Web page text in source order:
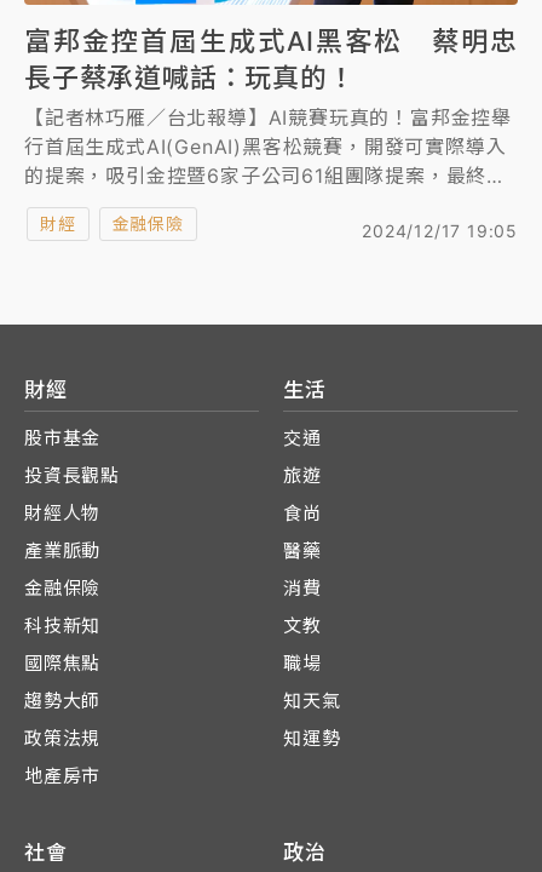
富邦金控首屆生成式AI黑客松 蔡明忠
長子蔡承道喊話：玩真的！
【記者林巧雁／台北報導】AI競賽玩真的！富邦金控舉
行首屆生成式AI(GenAI)黑客松競賽，開發可實際導入
的提案，吸引金控暨6家子公司61組團隊提案，最終由
來自富邦金控的「Gen單AI」團隊抱走第1名8萬元獎
金。富邦集團第三代、蔡明忠長子蔡承道背負AI創新重
的」。
2024/12/17 19:05
財經 金融保險
財經
股市基金
投資長觀點
財經人物
產業脈動
金融保險
科技新知
國際焦點
趨勢大師
政策法規
地產房市
生活
交通
旅遊
食尚
醫藥
消費
文教
職場
知天氣
知運勢
社會 政治